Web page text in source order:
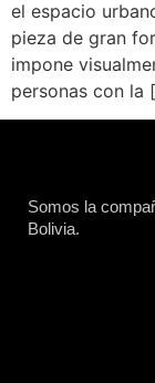
el espacio
pieza de gran
impone
personas con la
Somos la
Bolivia.